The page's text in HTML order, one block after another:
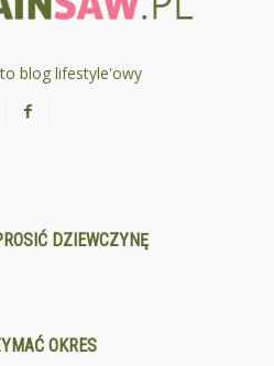
blog lifestyle'owy
DZIEWCZYNĘ
OKRES